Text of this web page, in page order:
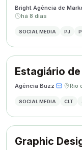
Bright Agência de
há 8 dias
SOCIAL MEDIA PJ
Estagiário
Agência Buzz· ·
SOCIAL MEDIA CLT
Graphic